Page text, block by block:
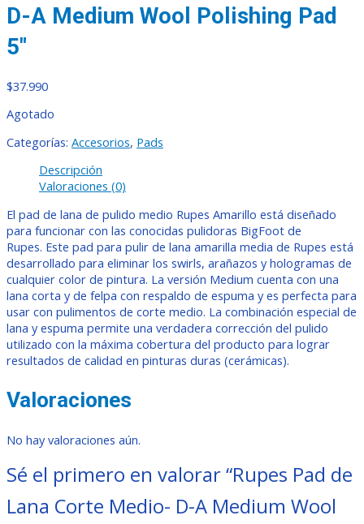
D-A Medium Wool Polishing Pad
5″
$37.990
Agotado
Categorías: Accesorios, Pads
Descripción
Valoraciones (0)
El pad de lana de pulido medio Rupes Amarillo está diseñado
para funcionar con las conocidas pulidoras BigFoot de
Rupes. Este pad para pulir de lana amarilla media de Rupes está
desarrollado para eliminar los swirls, arañazos y hologramas de
cualquier color de pintura. La versión Medium cuenta con una
lana corta y de felpa con respaldo de espuma y es perfecta para
usar con pulimentos de corte medio. La combinación especial de
lana y espuma permite una verdadera corrección del pulido
utilizado con la máxima cobertura del producto para lograr
resultados de calidad en pinturas duras (cerámicas).
Valoraciones
No hay valoraciones aún.
Sé el primero en valorar “Rupes Pad de
Lana Corte Medio- D-A Medium Wool